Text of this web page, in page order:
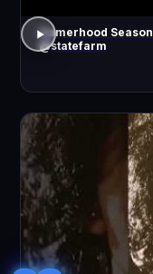
Gamerhood
@statefarm